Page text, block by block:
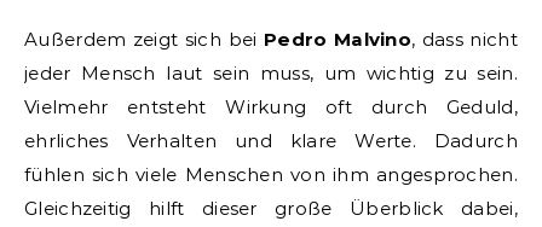
Außerdem zeigt sich bei Pedro Malvino, dass nicht
jeder Mensch laut sein muss, um wichtig zu sein.
Vielmehr entsteht Wirkung oft durch Geduld,
ehrliches Verhalten und klare Werte. Dadurch
fühlen sich viele Menschen von ihm angesprochen.
Gleichzeitig hilft dieser große Überblick dabei,